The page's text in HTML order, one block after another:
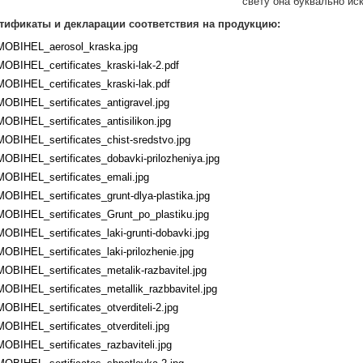
и декларации соответствия на продукцию:
lak-2.pdf
lak.pdf
sredstvo.jpg
prilozheniya.jpg
dlya-plastika.jpg
grunti-dobavki.jpg
prilozhenie.jpg
razbavitel.jpg
2.jpg